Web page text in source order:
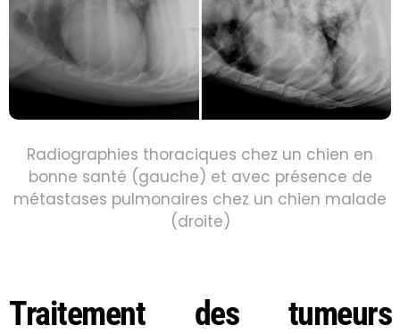
Radiographies thoraciques chez un chien en
bonne santé (gauche) et avec présence de
métastases pulmonaires chez un chien malade
(droite)
Traitement des tumeurs